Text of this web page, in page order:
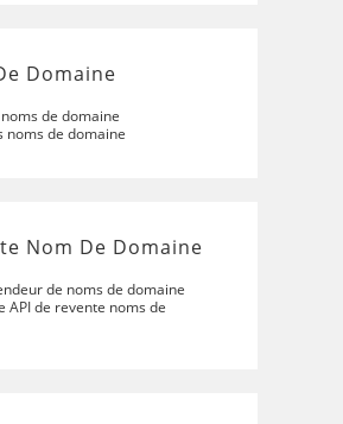
Domaine
de domaine
noms de domaine
Nom De Domaine
de noms de domaine
API de revente noms de